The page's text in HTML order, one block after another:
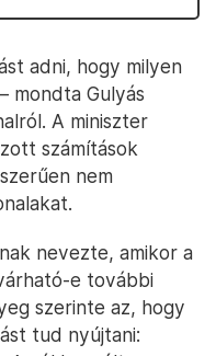
adni, hogy milyen
Gulyás
A miniszter
számítások
nem
nevezte, amikor a
e további
szerinte az, hogy
tud nyújtani: